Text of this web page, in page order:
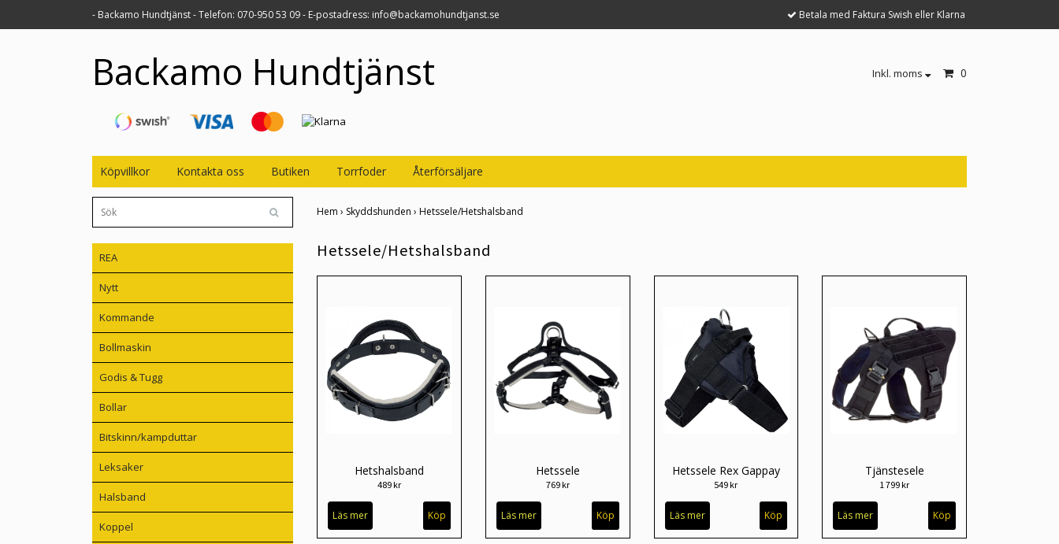
- Backamo Hundtjänst - Telefon: 070-950 53 09 - E-postadress: info@backamohundtjanst.se Betala med Faktura Swish eller Klarna
Backamo Hundtjänst Inkl. moms 0
Köpvillkor Kontakta oss Butiken Torrfoder Återförsäljare
REA
Nytt
Kommande
Bollmaskin
Godis & Tugg
Bollar
Bitskinn/kampduttar
Leksaker
Halsband
Koppel
Hem › Skyddshunden › Hetssele/Hetshalsband
Hetssele/Hetshalsband
Hetshalsband
489 kr
Läs mer Köp
Hetssele
769 kr
Läs mer Köp
Hetssele Rex Gappay
549 kr
Läs mer
Tjänstesele
1 799 kr
Läs mer Köp